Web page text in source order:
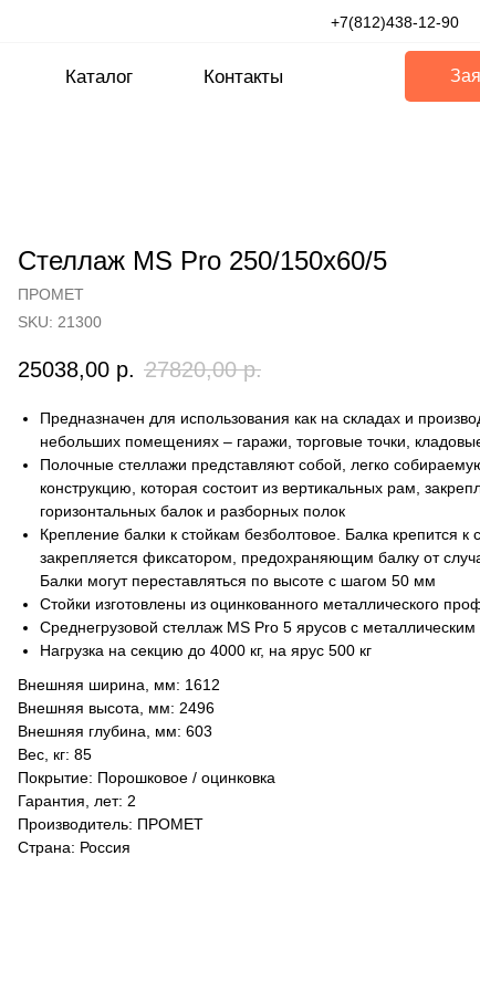
Каталог Контакты
+7(812)438-12-90
Стеллаж MS Pro 250/150x60/5
ПРОМЕТ
SKU: 21300
25038,00 р. 27820,00 р.
Предназначен для использования как на складах и
небольших помещениях – гаражи, торговые точки,
Полочные стеллажи представляют собой, легко
конструкцию, которая состоит из вертикальных рам,
горизонтальных балок и разборных полок
Крепление балки к стойкам безболтовое. Балка крепится к
закрепляется фиксатором, предохраняющим балку от
Балки могут переставляться по высоте с шагом 50 мм
Стойки изготовлены из оцинкованного металлического
Среднегрузовой стеллаж MS Pro 5 ярусов с
Нагрузка на секцию до 4000 кг, на ярус 500 кг
Внешняя ширина, мм: 1612
Внешняя высота, мм: 2496
Внешняя глубина, мм: 603
Вес, кг: 85
Покрытие: Порошковое / оцинковка
Гарантия, лет: 2
Производитель: ПРОМЕТ
Страна: Россия